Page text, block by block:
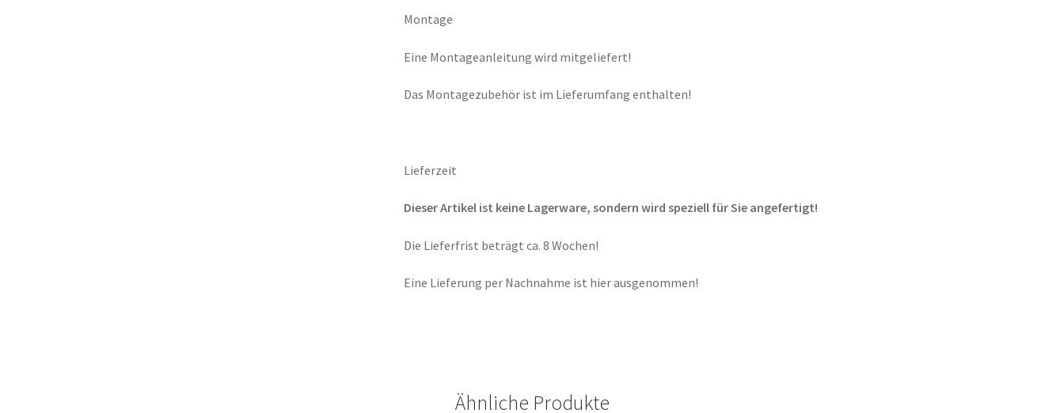
Montage
Eine Montageanleitung wird mitgeliefert!
Das Montagezubehör ist im Lieferumfang enthalten!
Lieferzeit
Dieser Artikel ist keine Lagerware, sondern wird speziell für Sie angefertigt!
Die Lieferfrist beträgt ca. 8 Wochen!
Eine Lieferung per Nachnahme ist hier ausgenommen!
Ähnliche Produkte